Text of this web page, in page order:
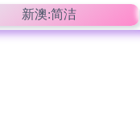
新澳:简洁